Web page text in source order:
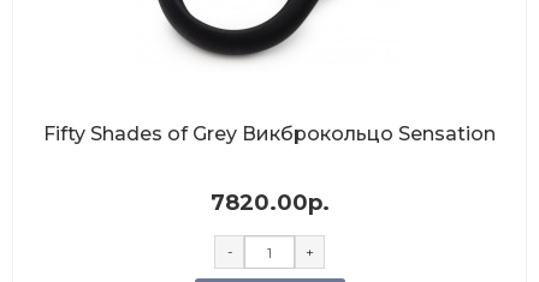
Fifty Shades of Grey Викброкольцо Sensation
7820.00р.
- +